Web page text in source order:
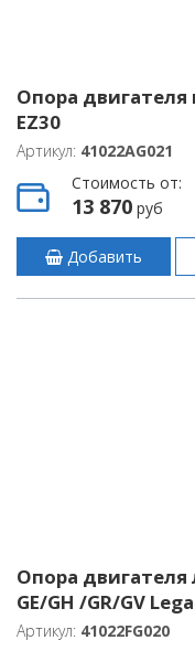
Опора двигателя
EZ30
Артикул: 41022AG021
Стоимость от:
13 870 руб
Добавить
Опора двигателя
GE/GH /GR/GV
Артикул: 41022FG020